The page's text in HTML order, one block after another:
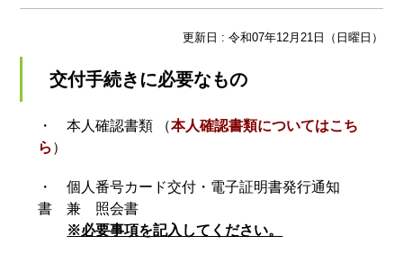
更新日 : 令和07年12月21日（日曜日）
交付手続きに必要なもの
・ 本人確認書類 （本人確認書類についてはこち
ら ）
・ 個人番号カード交付・電子証明書発行通知
書 兼 照会書
※必要事項を記入してください。